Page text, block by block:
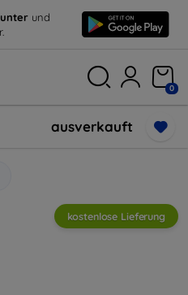
und
0
ausverkauft
kostenlose Lieferung